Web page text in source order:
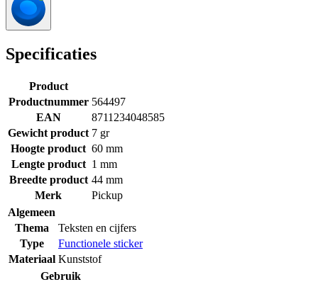
Specificaties
Product
Productnummer 564497
EAN
8711234048585
Gewicht product 7 gr
Hoogte product 60 mm
Lengte product 1 mm
Breedte product 44 mm
Merk
Pickup
Algemeen
Thema
Teksten en cijfers
Type
Functionele sticker
Materiaal Kunststof
Gebruik